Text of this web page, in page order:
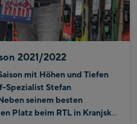
2021/2022
mit Höhen und Tiefen
Spezialist Stefan
seinem besten
Platz beim RTL in Kranjska